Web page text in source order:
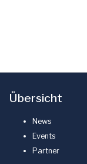
Übersicht
News
Events
Partner